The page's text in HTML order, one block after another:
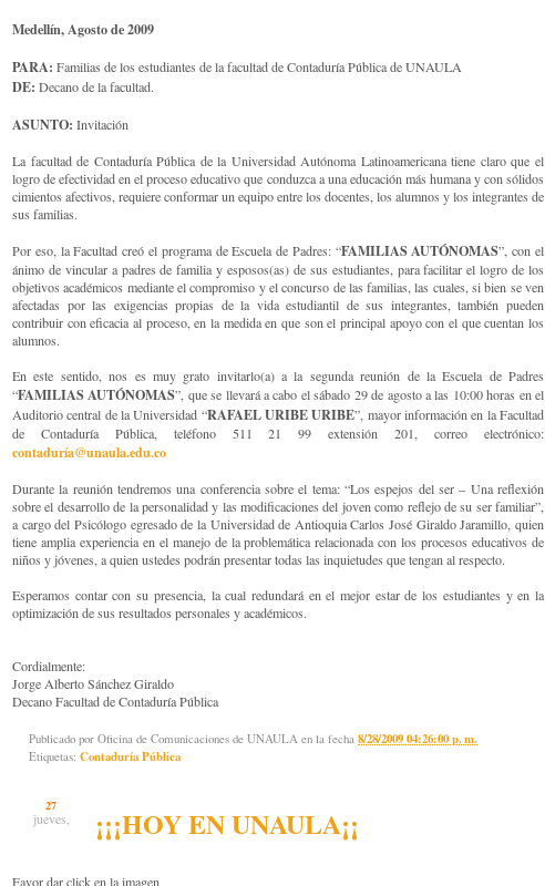
Medellín, Agosto de 2009
PARA: Familias de los estudiantes de la facultad de Contaduría Pública de UNAULA
DE: Decano de la facultad.
ASUNTO: Invitación
La facultad de Contaduría Pública de la Universidad Autónoma Latinoamericana tiene claro que el
logro de efectividad en el proceso educativo que conduzca a una educación más humana y con sólidos
cimientos afectivos, requiere conformar un equipo entre los docentes, los alumnos y los integrantes de
sus familias.
Por eso, la Facultad creó el programa de Escuela de Padres: “FAMILIAS AUTÓNOMAS”, con el
ánimo de vincular a padres de familia y esposos(as) de sus estudiantes, para facilitar el logro de los
objetivos académicos mediante el compromiso y el concurso de las familias, las cuales, si bien se ven
afectadas por las exigencias propias de la vida estudiantil de sus integrantes, también pueden
contribuir con eficacia al proceso, en la medida en que son el principal apoyo con el que cuentan los
alumnos.
En este sentido, nos es muy grato invitarlo(a) a la segunda reunión de la Escuela de Padres
“FAMILIAS AUTÓNOMAS”, que se llevará a cabo el sábado 29 de agosto a las 10:00 horas en el
Auditorio central de la Universidad “RAFAEL URIBE URIBE”, mayor información en la Facultad
de Contaduría Pública, teléfono 511 21 99 extensión 201, correo electrónico:
contaduría@unaula.edu.co
Durante la reunión tendremos una conferencia sobre el tema: “Los espejos del ser – Una reflexión
sobre el desarrollo de la personalidad y las modificaciones del joven como reflejo de su ser familiar”,
a cargo del Psicólogo egresado de la Universidad de Antioquia Carlos José Giraldo Jaramillo, quien
tiene amplia experiencia en el manejo de la problemática relacionada con los procesos educativos de
niños y jóvenes, a quien ustedes podrán presentar todas las inquietudes que tengan al respecto.
Esperamos contar con su presencia, la cual redundará en el mejor estar de los estudiantes y en la
optimización de sus resultados personales y académicos.
Cordialmente:
Jorge Alberto Sánchez Giraldo
Decano Facultad de Contaduría Pública
Publicado por Oficina de Comunicaciones de UNAULA en la fecha 8/28/2009 04:26:00 p. m.
Etiquetas: Contaduría Pública
27
jueves, ¡¡¡HOY EN UNAULA¡¡
Favor dar click en la imagen